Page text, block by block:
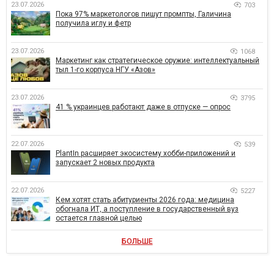
23.07.2026 703
Пока 97% маркетологов пишут промпты, Галичина
получила иглу и фетр
23.07.2026 1068
Маркетинг как стратегическое оружие: интеллектуальный
тыл 1-го корпуса НГУ «Азов»
23.07.2026 3795
41 % украинцев работают даже в отпуске — опрос
22.07.2026 539
PlantIn расширяет экосистему хобби-приложений и
запускает 2 новых продукта
22.07.2026 5227
Кем хотят стать абитуриенты 2026 года: медицина
обогнала ИТ, а поступление в государственный вуз
остается главной целью
БОЛЬШЕ